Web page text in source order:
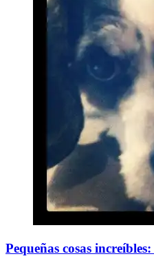
Pequeñas cosas